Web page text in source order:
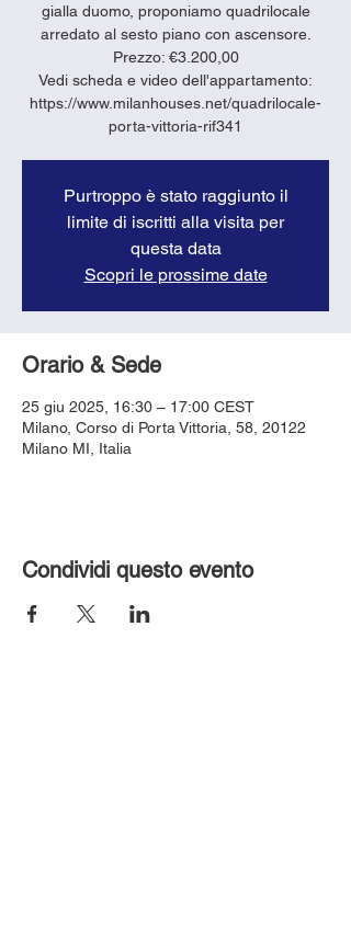
gialla duomo, proponiamo quadrilocale
arredato al sesto piano con ascensore.
Prezzo: €3.200,00
Vedi scheda e video dell'appartamento:
https://www.milanhouses.net/quadrilocale-
porta-vittoria-rif341
Purtroppo è stato raggiunto il
limite di iscritti alla visita per
questa data
Scopri le prossime date
Orario & Sede
25 giu 2025, 16:30 – 17:00 CEST
Milano, Corso di Porta Vittoria, 58, 20122
Milano MI, Italia
Condividi questo evento